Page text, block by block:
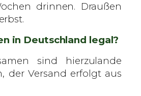
drinnen. Draußen
in Deutschland legal?
sind hierzulande
der Versand erfolgt aus